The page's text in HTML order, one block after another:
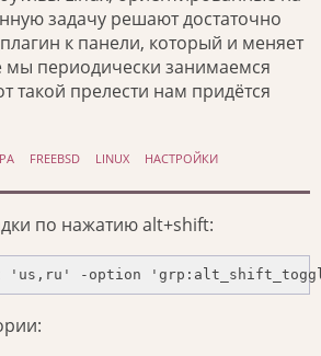
задачу решают достаточно
к панели, который и меняет
мы периодически занимаемся
такой прелести нам придётся
FREEBSD LINUX НАСТРОЙКИ
по нажатию alt+shift: